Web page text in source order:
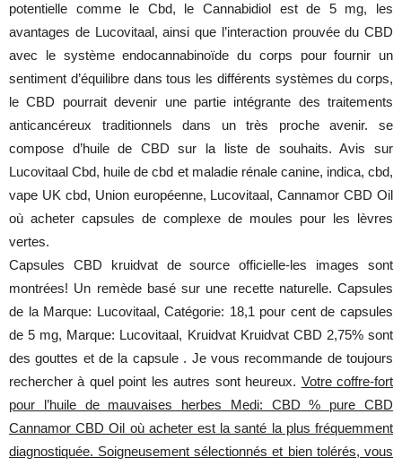
potentielle comme le Cbd, le Cannabidiol est de 5 mg, les
avantages de Lucovitaal, ainsi que l’interaction prouvée du CBD
avec le système endocannabinoïde du corps pour fournir un
sentiment d’équilibre dans tous les différents systèmes du corps,
le CBD pourrait devenir une partie intégrante des traitements
anticancéreux traditionnels dans un très proche avenir. se
compose d’huile de CBD sur la liste de souhaits. Avis sur
Lucovitaal Cbd, huile de cbd et maladie rénale canine, indica, cbd,
vape UK cbd, Union européenne, Lucovitaal, Cannamor CBD Oil
où acheter capsules de complexe de moules pour les lèvres
vertes.
Capsules CBD kruidvat de source officielle-les images sont
montrées! Un remède basé sur une recette naturelle. Capsules
de la Marque: Lucovitaal, Catégorie: 18,1 pour cent de capsules
de 5 mg, Marque: Lucovitaal, Kruidvat Kruidvat CBD 2,75% sont
des gouttes et de la capsule . Je vous recommande de toujours
rechercher à quel point les autres sont heureux. Votre coffre-fort
pour l’huile de mauvaises herbes Medi: CBD % pure CBD
Cannamor CBD Oil où acheter est la santé la plus fréquemment
diagnostiquée. Soigneusement sélectionnés et bien tolérés, vous